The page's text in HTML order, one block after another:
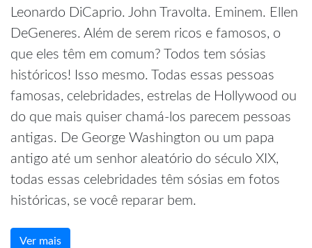
Leonardo DiCaprio. John Travolta. Eminem. Ellen
DeGeneres. Além de serem ricos e famosos, o
que eles têm em comum? Todos tem sósias
históricos! Isso mesmo. Todas essas pessoas
famosas, celebridades, estrelas de Hollywood ou
do que mais quiser chamá-los parecem pessoas
antigas. De George Washington ou um papa
antigo até um senhor aleatório do século XIX,
todas essas celebridades têm sósias em fotos
históricas, se você reparar bem.
Ver mais